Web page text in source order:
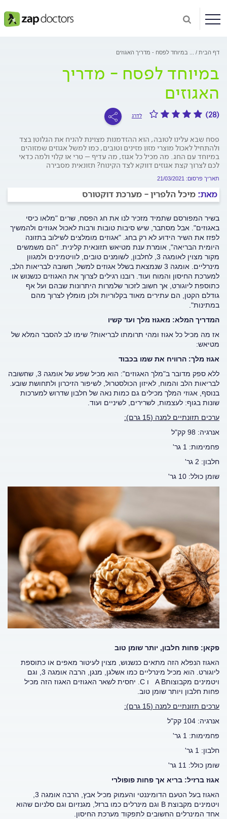
דף הבית במיוחד לפסח - מדריך האגוזים
במיוחד לפסח - מדריך
האגוזים
(28) לדרג
פסח שבא עלינו לטובה, הוא ההזדמנות מצוינת להניח את הגלוטן בצד
ולהתחיל לאכול מוצרי מזון מזינים וטובים, כמו למשל אגוזים שמזוהים
במיוחד עם החג. מה מכיל כל אגוז, מה עדיף – טרי או קלוי ולמה כדאי
לכם לצרוך קצת אגוזים דווקא לצד הקינוח? תזונאית מסבירה
תאריך פרסום: 21/03/2021
מאת: מיכל הלפרין - מערכת דוקטורס
בשיר המפורסם שתמיד מזכיר לנו את חג הפסח, שרים "מלאו כיסי
באגוזים". אבל מסתבר, שיש סיבות טובות ורבות לאכול אגוזים ולהמשיך
לפזז את השיר הידוע לא רק בחג. "אגוזים מומלצים לשילוב בתזונה
היומית הבריאה", אומרת ענת מטיאש תזונאית קלינית. "הם משמשים
מקור מצוין לאומגה 3, לחלבון, לשומנים טובים, לוויטמינים ולמגוון
מינרליים. אומגה 3 שנמצאת בשלל אגוזים למשל, חשובה לבריאות הלב,
למערכת החיסון והמוח ועוד. רובנו רגילים לצרוך את האגוזים כנשנוש או
כתוספת ליוגורט, אך חשוב לזכור שלמרות היתרונות שבהם ועל אף
גודלם הקטן, הם עתירים מאוד בקלוריות ולכן מומלץ לצרוך מהם
במתינות".
המדריך המלא: מאגוז מלך ועד קשיו
אז מה מכיל כל אגוז ומהי תרומתו לבריאות? שימו לב להסבר המלא של
מטיאש:
אגוז מלך: הרוויח את שמו בכבוד
ללא ספק מדובר ב"מלך האגוזים": הוא מכיל שפע של אומגה 3, שחשובה
לבריאות הלב והמוח, לאיזון הכולסטרול, לשיפור הזיכרון ולתחושת שובע.
בנוסף, אגוזי המלך מכילים גם כמות נאה של חלבון שדרוש למערכות
שונות בגוף: לעצמות, לשרירים, לשיניים ועוד.
ערכים תזונתיים למנה (15 גרם):
אנרגיה: 98 קק"ל
פחמימות: 1 גר'
חלבון: 2 גר'
שומן כולל: 10 גר'
פקאן: פחות חלבון, יותר שומן טוב
האגוז הנפלא הזה מתאים כנשנוש, מצוין לעיטור מאפים או כתוספת
ליוגורט. הוא מכיל מינרליים כמו אשלגן, מנגן, הרבה אומגה 3, וגם
ויטמינים מקבוצותA B ו C. יחסית לשאר האגוזים האגוז הזה מכיל
פחות חלבון ויותר שומן טוב.
ערכים תזונתיים למנה (15 גרם):
אנרגיה: 104 קק"ל
פחמימות: 1 גר'
חלבון: 1 גר'
שומן כולל: 11 גר'
אגוז ברזיל: בריא אך פחות פופולרי
האגוז בעל הטעם הדומיננטי והעמוק מכיל אבץ, הרבה אומגה 3,
ויטמינים מקבוצת B וגם מינרלים כמו ברזל, מגנזיום וגם סלניום שהוא
אחד המינרלים החשובים לתפקוד מערכת החיסון.